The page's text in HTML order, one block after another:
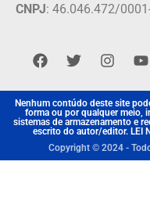
CNPJ: 46.046.472/
Nenhum contúdo deste site
forma ou por qualquer meio,
sistemas de armazenamento e
escrito do autor/editor. LEI
Copyright © 2024 -